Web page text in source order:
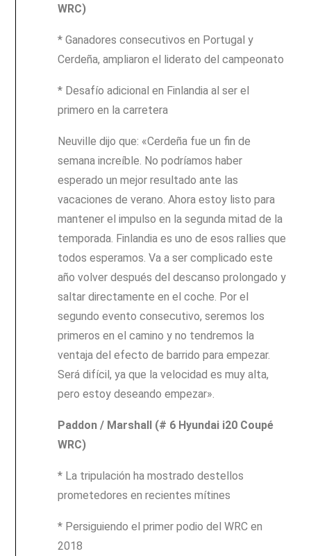
WRC)
* Ganadores consecutivos en Portugal y
Cerdeña, ampliaron el liderato del campeonato
* Desafío adicional en Finlandia al ser el
primero en la carretera
Neuville dijo que: «Cerdeña fue un fin de
semana increíble. No podríamos haber
esperado un mejor resultado ante las
vacaciones de verano. Ahora estoy listo para
mantener el impulso en la segunda mitad de la
temporada. Finlandia es uno de esos rallies que
todos esperamos. Va a ser complicado este
año volver después del descanso prolongado y
saltar directamente en el coche. Por el
segundo evento consecutivo, seremos los
primeros en el camino y no tendremos la
ventaja del efecto de barrido para empezar.
Será difícil, ya que la velocidad es muy alta,
pero estoy deseando empezar».
Paddon / Marshall (# 6 Hyundai i20 Coupé
WRC)
* La tripulación ha mostrado destellos
prometedores en recientes mítines
* Persiguiendo el primer podio del WRC en
2018